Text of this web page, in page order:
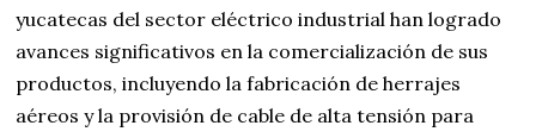
yucatecas del sector eléctrico industrial han logrado
avances significativos en la comercialización de sus
productos, incluyendo la fabricación de herrajes
aéreos y la provisión de cable de alta tensión para